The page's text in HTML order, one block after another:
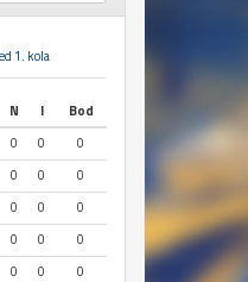
1. kola
N I
Bod
0 0
0
0 0
0
0 0
0
0 0
0
0 0
0